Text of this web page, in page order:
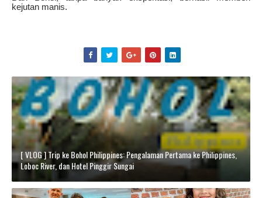
kejutan manis.
[ VLOG ] Trip ke Bohol Philippines: Pengalaman Pertama ke Philippines,
Loboc River, dan Hotel Pinggir Sungai